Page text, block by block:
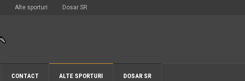
Alte sporturi Dosar SR
CONTACT ALTE SPORTURI DOSAR SR